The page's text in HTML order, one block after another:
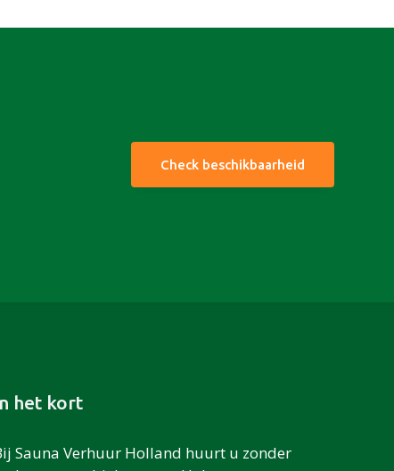
Check beschikbaarheid
het kort
Sauna Verhuur Holland huurt u zonder